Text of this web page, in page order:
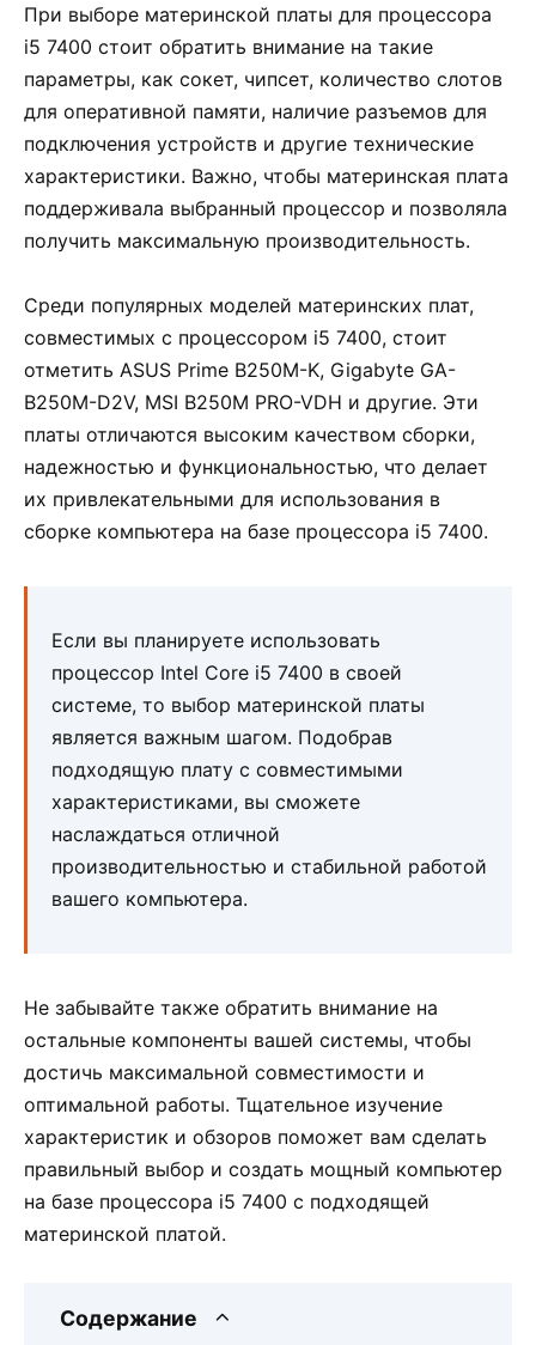
При выборе материнской платы для процессора
i5 7400 стоит обратить внимание на такие
параметры, как сокет, чипсет, количество слотов
для оперативной памяти, наличие разъемов для
подключения устройств и другие технические
характеристики. Важно, чтобы материнская плата
поддерживала выбранный процессор и позволяла
получить максимальную производительность.
Среди популярных моделей материнских плат,
совместимых с процессором i5 7400, стоит
отметить ASUS Prime B250M-K, Gigabyte GA-
B250M-D2V, MSI B250M PRO-VDH и другие. Эти
платы отличаются высоким качеством сборки,
надежностью и функциональностью, что делает
их привлекательными для использования в
сборке компьютера на базе процессора i5 7400.
Если вы планируете использовать
процессор Intel Core i5 7400 в своей
системе, то выбор материнской платы
является важным шагом. Подобрав
подходящую плату с совместимыми
характеристиками, вы сможете
наслаждаться отличной
производительностью и стабильной работой
вашего компьютера.
Не забывайте также обратить внимание на
остальные компоненты вашей системы, чтобы
достичь максимальной совместимости и
оптимальной работы. Тщательное изучение
характеристик и обзоров поможет вам сделать
правильный выбор и создать мощный компьютер
на базе процессора i5 7400 с подходящей
материнской платой.
Содержание